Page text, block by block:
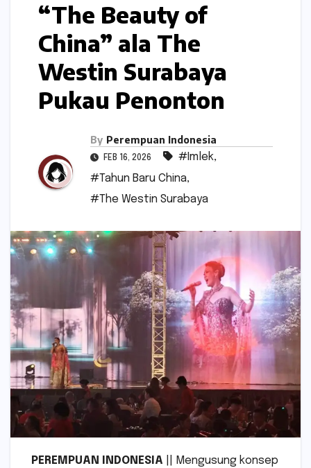
“The Beauty of
China” ala The
Westin Surabaya
Pukau Penonton
By Perempuan Indonesia
FEB 16, 2026 #Imlek,
#Tahun Baru China,
#The Westin Surabaya
PEREMPUAN INDONESIA || Mengusung konsep